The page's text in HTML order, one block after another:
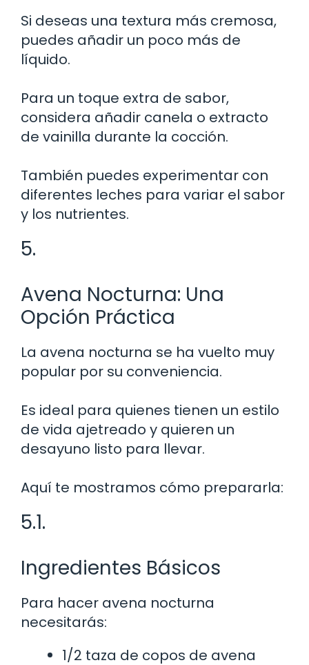
Si deseas una textura más cremosa,
puedes añadir un poco más de
líquido.
Para un toque extra de sabor,
considera añadir canela o extracto
de vainilla durante la cocción.
También puedes experimentar con
diferentes leches para variar el sabor
y los nutrientes.
5.
Avena Nocturna: Una
Opción Práctica
La avena nocturna se ha vuelto muy
popular por su conveniencia.
Es ideal para quienes tienen un estilo
de vida ajetreado y quieren un
desayuno listo para llevar.
Aquí te mostramos cómo prepararla:
5.1.
Ingredientes Básicos
Para hacer avena nocturna
necesitarás:
1/2 taza de copos de avena